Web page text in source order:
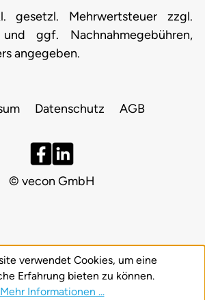
gesetzl. Mehrwertsteuer zzgl.
und ggf. Nachnahmegebühren,
angegeben.
Datenschutz AGB
© vecon GmbH
verwendet Cookies, um eine
Erfahrung bieten zu können.
Mehr Informationen ...